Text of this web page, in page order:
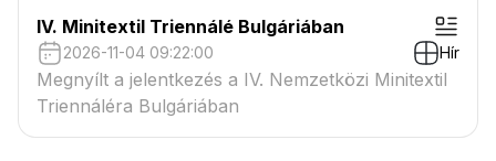
IV. Minitextil Triennálé Bulgáriában
2026-11-04 09:22:00 Hír
Megnyílt a jelentkezés a IV. Nemzetközi Minitextil
Triennáléra Bulgáriában